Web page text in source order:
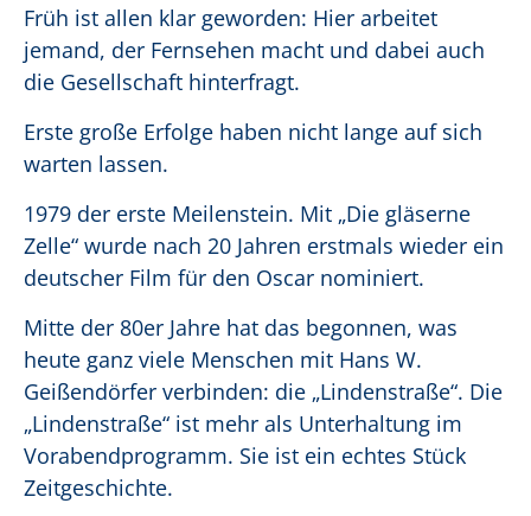
Früh ist allen klar geworden: Hier arbeitet
jemand, der Fernsehen macht und dabei auch
die Gesellschaft hinterfragt.
Erste große Erfolge haben nicht lange auf sich
warten lassen.
1979 der erste Meilenstein. Mit „Die gläserne
Zelle“ wurde nach 20 Jahren erstmals wieder ein
deutscher Film für den Oscar nominiert.
Mitte der 80er Jahre hat das begonnen, was
heute ganz viele Menschen mit Hans W.
Geißendörfer verbinden: die „Lindenstraße“. Die
„Lindenstraße“ ist mehr als Unterhaltung im
Vorabendprogramm. Sie ist ein echtes Stück
Zeitgeschichte.